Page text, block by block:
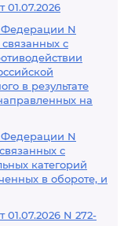
Федерации N
с
в результате
на
Федерации N
с
категорий
в обороте, и
N 272-